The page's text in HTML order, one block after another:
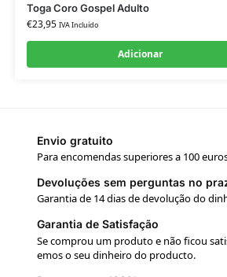
Toga Coro Gospel Adulto
€23,95 IVA Incluído
Adicionar
Envio gratuito
Para encomendas superiores a 100
Devoluções sem perguntas no
Garantia de 14 dias de devolução do
Garantia de Satisfação
Se comprou um produto e não ficou
emos o seu dinheiro do producto.